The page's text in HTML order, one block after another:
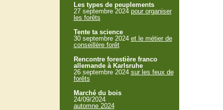
Les types de peuplements
27 septembre 2024 pour organiser
les forêts
Tente ta science
30 septembre 2024 et le métier de
conseillère forêt
Rencontre forestière franco
allemande à Karlsruhe
26 septembre 2024 sur les feux de
forêts
Marché du bois
24/09/2024
automne 2024